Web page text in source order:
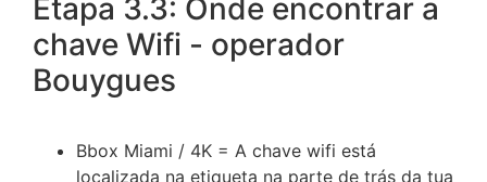
Etapa 3.3: Onde encontrar a
chave Wifi - operador
Bouygues
Bbox Miami / 4K = A chave wifi está
localizada na etiqueta na parte de trás da tua